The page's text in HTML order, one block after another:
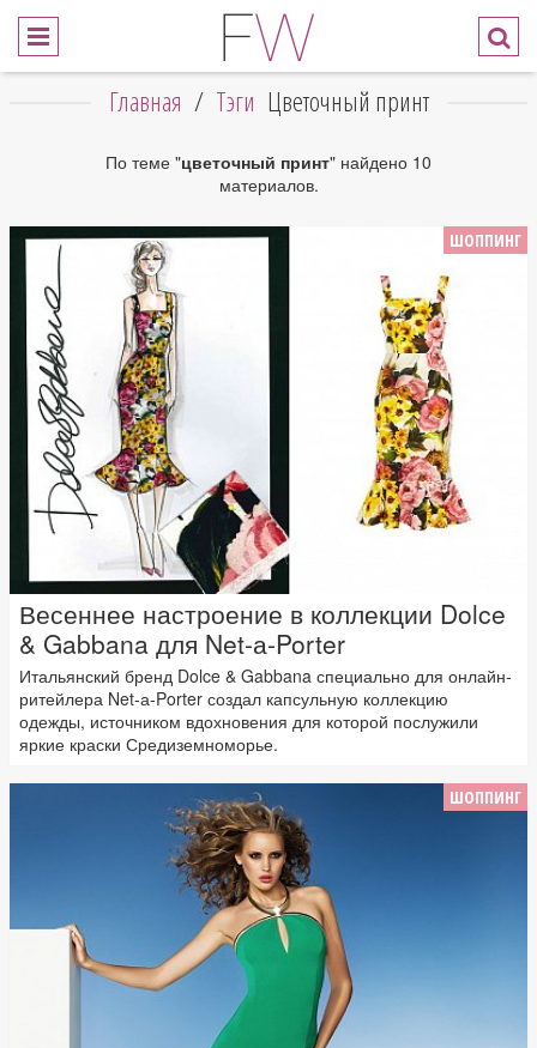
Главная / Тэги Цветочный принт
По теме "цветочный принт" найдено 10
материалов.
ШОППИНГ
Весеннее настроение в коллекции Dolce
& Gabbana для Net-а-Porter
Итальянский бренд Dolce & Gabbana специально для онлайн-
ритейлера Net-а-Porter создал капсульную коллекцию
одежды, источником вдохновения для которой послужили
яркие краски Средиземноморье.
ШОППИНГ